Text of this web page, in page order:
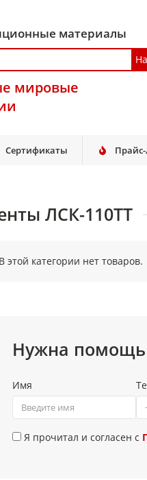
материалы
мировые
Сертификаты
ЛСК-110ТТ
В этой категории нет товаров.
Нужна помощь
Имя
Я прочитал и согласен с